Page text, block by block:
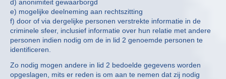
d) anonimiteit gewaarborgd
e) mogelijke deelneming aan rechtszitting
f) door of via dergelijke personen verstrekte informatie in de
criminele sfeer, inclusief informatie over hun relatie met andere
personen indien nodig om de in lid 2 genoemde personen te
identificeren.
Zo nodig mogen andere in lid 2 bedoelde gegevens worden
opgeslagen, mits er reden is om aan te nemen dat zij nodig